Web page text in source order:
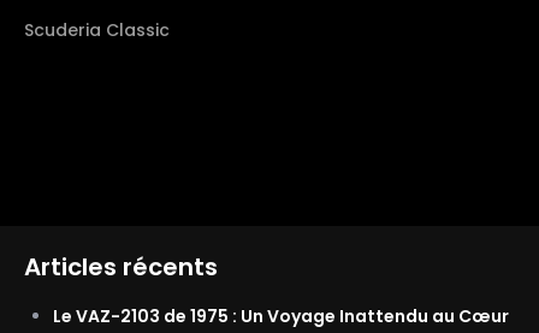
Scuderia Classic
Articles récents
Le VAZ-2103 de 1975 : Un Voyage Inattendu au Cœur